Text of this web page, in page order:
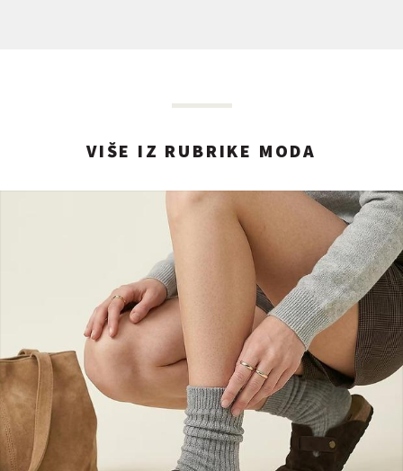
VIŠE IZ RUBRIKE MODA